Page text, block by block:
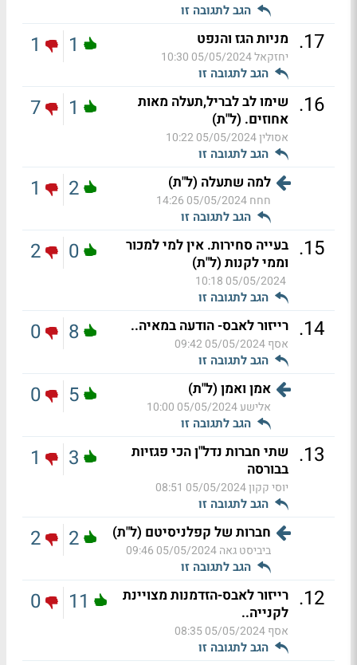
הגב לתגובה זו
17
. מניות הגז והנפט
יחזקאל05/05/2024 10:30
הגב לתגובה זו
1
1
16
. שימו לב לבריל,תעלה מאות
אחוזים. (ל"ת)
אסולין05/05/2024 10:22
הגב לתגובה זו
1
7
למה שתעלה (ל"ת)
חחח05/05/2024 14:26
הגב לתגובה זו
2
1
15
. בעייה סחירות. אין למי למכור
וממי לקנות (ל"ת)
05/05/2024 10:18
הגב לתגובה זו
0
2
14
. רייזור לאבס- הודעה במאיה..
אסף05/05/2024 09:42
הגב לתגובה זו
8
0
אמן ואמן (ל"ת)
אלישע05/05/2024 10:00
הגב לתגובה זו
5
0
13
. שתי חברות נדל"ן הכי פגזיות
בבורסה
יוסי קקון05/05/2024 08:51
הגב לתגובה זו
3
1
חברות של קפלניסיטם (ל"ת)
ביביסט גאה05/05/2024 09:46
הגב לתגובה זו
2
2
12
. רייזור לאבס-הזדמנות מצויינת
לקנייה..
אסף05/05/2024 08:35
הגב לתגובה זו
11
0